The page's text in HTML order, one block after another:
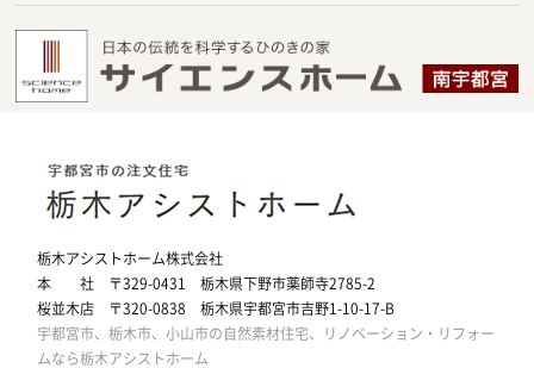
栃木アシストホーム株式会社
本 社 〒329-0431 栃木県下野市薬師寺2785-2
桜並木店 〒320-0838 栃木県宇都宮市吉野1-10-17-B
宇都宮市、栃木市、小山市の自然素材住宅、リノベーション・リフォー
ムなら栃木アシストホーム